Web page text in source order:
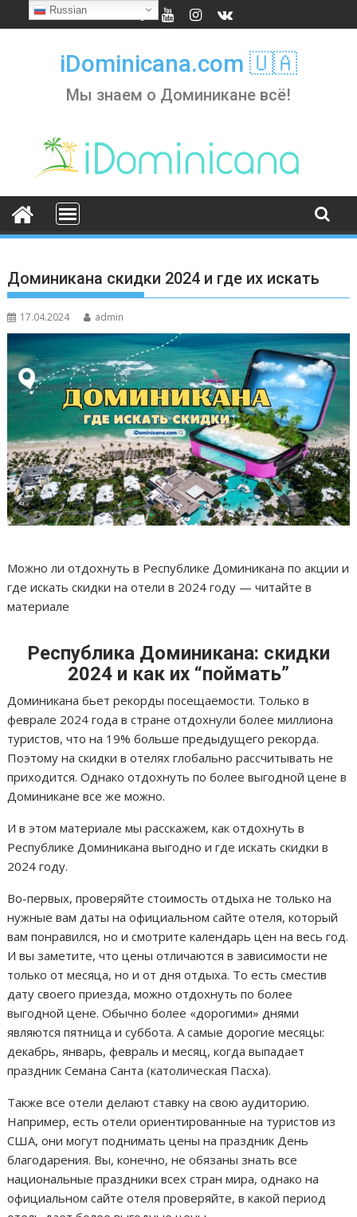
to
iDominicana.com 🇺🇦
Мы знаем о Доминикане всё!
Доминикана скидки 2024 и где их искать
17.04.2024 admin
Можно ли отдохнуть в Республике Доминикана по акции и
где искать скидки на отели в 2024 году — читайте в
материале
Республика Доминикана: скидки
2024 и как их “поймать”
Доминикана бьет рекорды посещаемости. Только в
феврале 2024 года в стране отдохнули более миллиона
туристов, что на 19% больше предыдущего рекорда.
Поэтому на скидки в отелях глобально рассчитывать не
приходится. Однако отдохнуть по более выгодной цене в
Доминикане все же можно.
И в этом материале мы расскажем, как отдохнуть в
Республике Доминикана выгодно и где искать скидки в
2024 году.
Во-первых, проверяйте стоимость отдыха не только на
нужные вам даты на официальном сайте отеля, который
вам понравился, но и смотрите календарь цен на весь год.
И вы заметите, что цены отличаются в зависимости не
только от месяца, но и от дня отдыха. То есть сместив
дату своего приезда, можно отдохнуть по более
выгодной цене. Обычно более «дорогими» днями
являются пятница и суббота. А самые дорогие месяцы:
декабрь, январь, февраль и месяц, когда выпадает
праздник Семана Санта (католическая Пасха).
Также все отели делают ставку на свою аудиторию.
Например, есть отели ориентированные на туристов из
США, они могут поднимать цены на праздник День
благодарения. Вы, конечно, не обязаны знать все
национальные праздники всех стран мира, однако на
официальном сайте отеля проверяйте, в какой период
Russian